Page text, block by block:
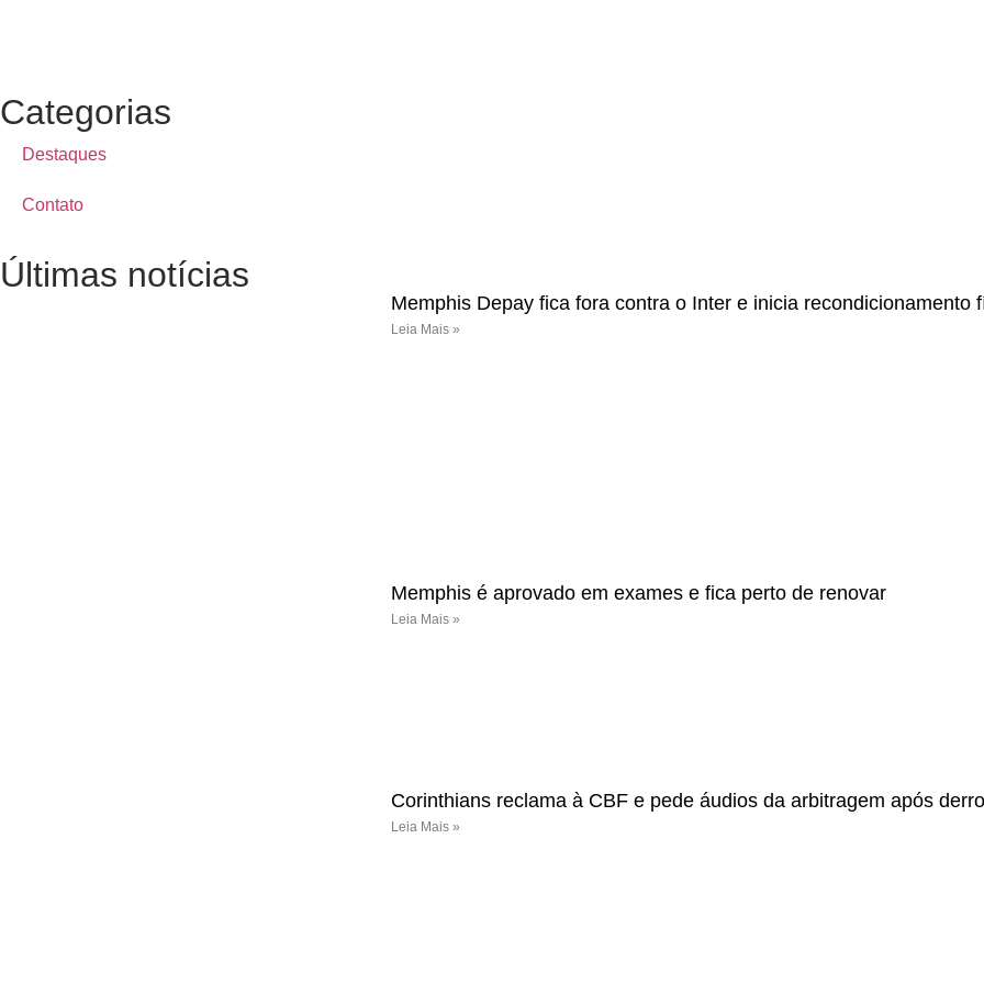
Categorias
Destaques
Contato
Últimas notícias
Memphis Depay fica fora contra o Inter e inicia recondicionamento
Leia Mais »
Memphis é aprovado em exames e fica perto de renovar
Leia Mais »
Corinthians reclama à CBF e pede áudios da arbitragem após
Leia Mais »